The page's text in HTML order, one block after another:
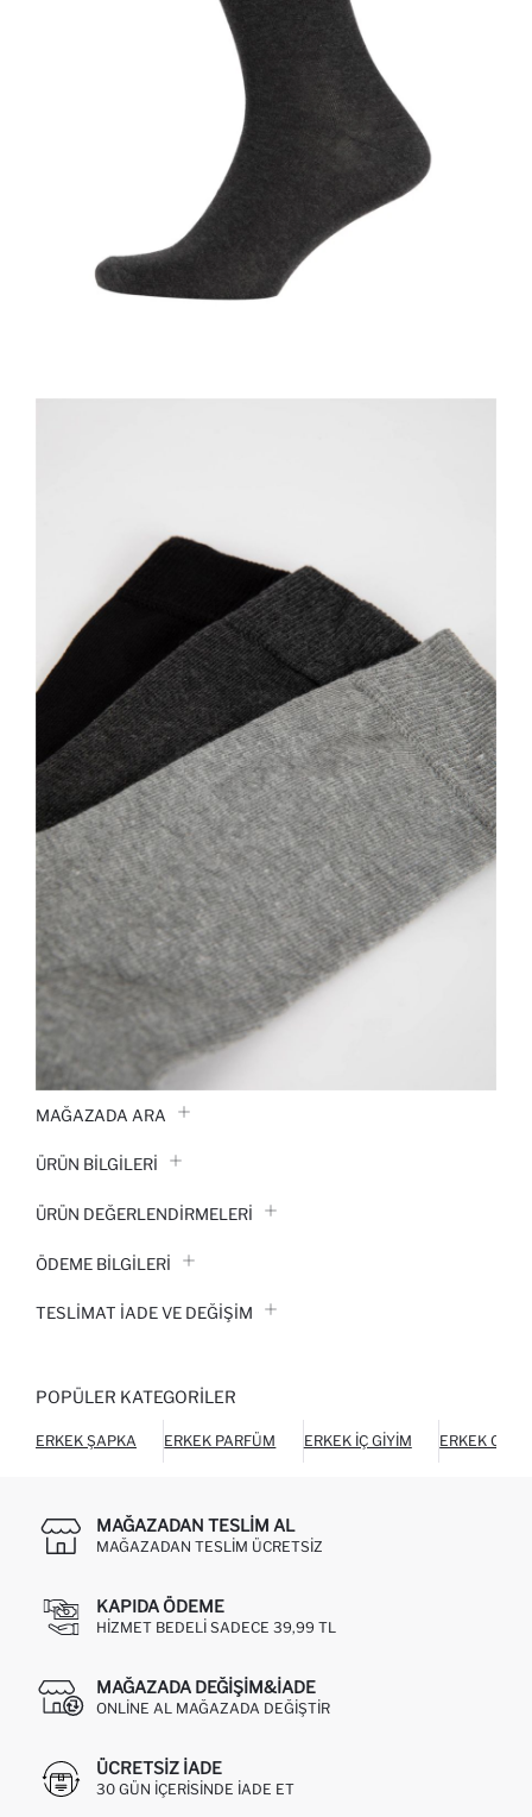
MAĞAZADA ARA
ÜRÜN BILGILERI
ÜRÜN DEĞERLENDİRMELERİ
ÖDEME BİLGİLERİ
TESLIMAT İADE VE DEĞIŞIM
POPÜLER KATEGORILER
ERKEK ŞAPKA ERKEK PARFÜM ERKEK İÇ GIYIM ERKEK
MAĞAZADAN TESLIM AL
MAĞAZADAN TESLIM ÜCRETSIZ
KAPIDA ÖDEME
HIZMET BEDELI SADECE 39,99 TL
MAĞAZADA DEĞIŞIM&İADE
ONLINE AL MAĞAZADA DEĞIŞTIR
ÜCRETSIZ IADE
30 GÜN IÇERISINDE IADE ET